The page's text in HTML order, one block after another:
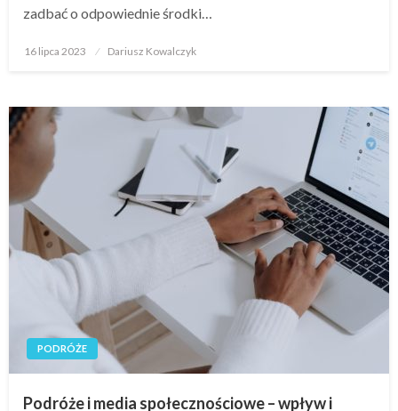
zadbać o odpowiednie środki…
Opublikowane
16 lipca 2023 Dariusz Kowalczyk
PODRÓŻE
Podróże i media społecznościowe – wpływ i